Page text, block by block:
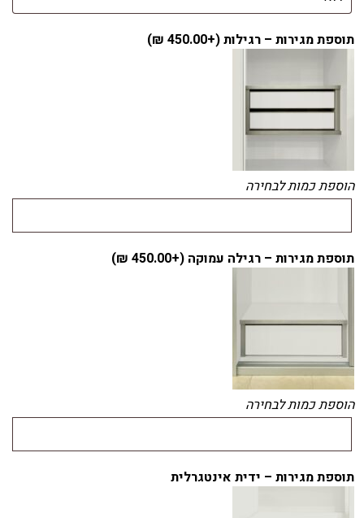
תוספת מגירות – רגילות (+450.00
₪
)
הוספת כמות לבחירה
תוספת מגירות – רגילה עמוקה (+450.00
₪
)
הוספת כמות לבחירה
תוספת מגירות – ידית אינטגרלית